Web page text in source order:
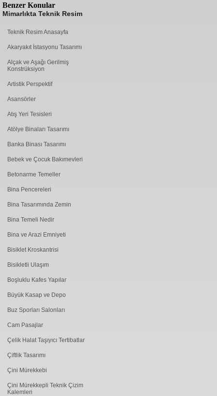
Benzer Konular
Mimarlıkta Teknik Resim
Teknik Resim Anasayfa
Akaryakıt İstasyonu Tasarımı
Alçak ve Aşağı Gerilmiş
Konstrüksiyon
Artistik Perspektif
Asansörler
Atış Yeri Tesisleri
Atölye Binaları Tasarımı
Banka Binası Tasarımı
Bebek ve Çocuk Bakımevleri
Betonarme Temeller
Bina Pencereleri
Bina Tasarımında Zemin
Bina Temeli Nedir
Bina ve Arazi Emniyeti
Bisiklet Kroskantrisi
Bisikletli Ulaşım
Boşluklu Kafes Yapılar
Büyük Kasap ve Depo
Buz Sporları Salonları
Cam Pasajlar
Çelik Halat Taşıyıcı Tertibatlar
Çiftlik Tasarımı
Çini Mürekkebi
Çini Mürekkepli Teknik Çizim
Kalemleri